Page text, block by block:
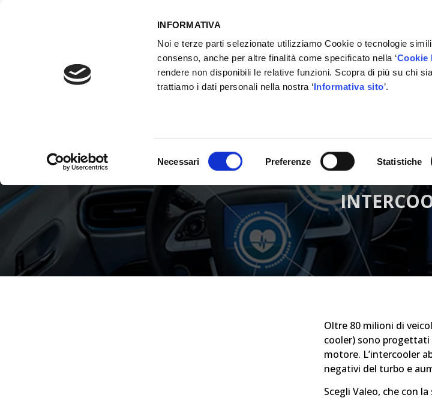
INFORMATIVA
Noi e terze parti selezionate utilizziamo Cookie o tecnologie
consenso, anche per altre finalità come specificato nella ‘Cookie
rendere non disponibili le relative funzioni. Scopra di più su chi
trattiamo i dati personali nella nostra ‘Informativa sito’.
del
Necessari Preferenze Statistiche
Oltre 80 milioni di
cooler) sono progettati
motore. L’intercooler
negativi del turbo e
Scegli Valeo, che con